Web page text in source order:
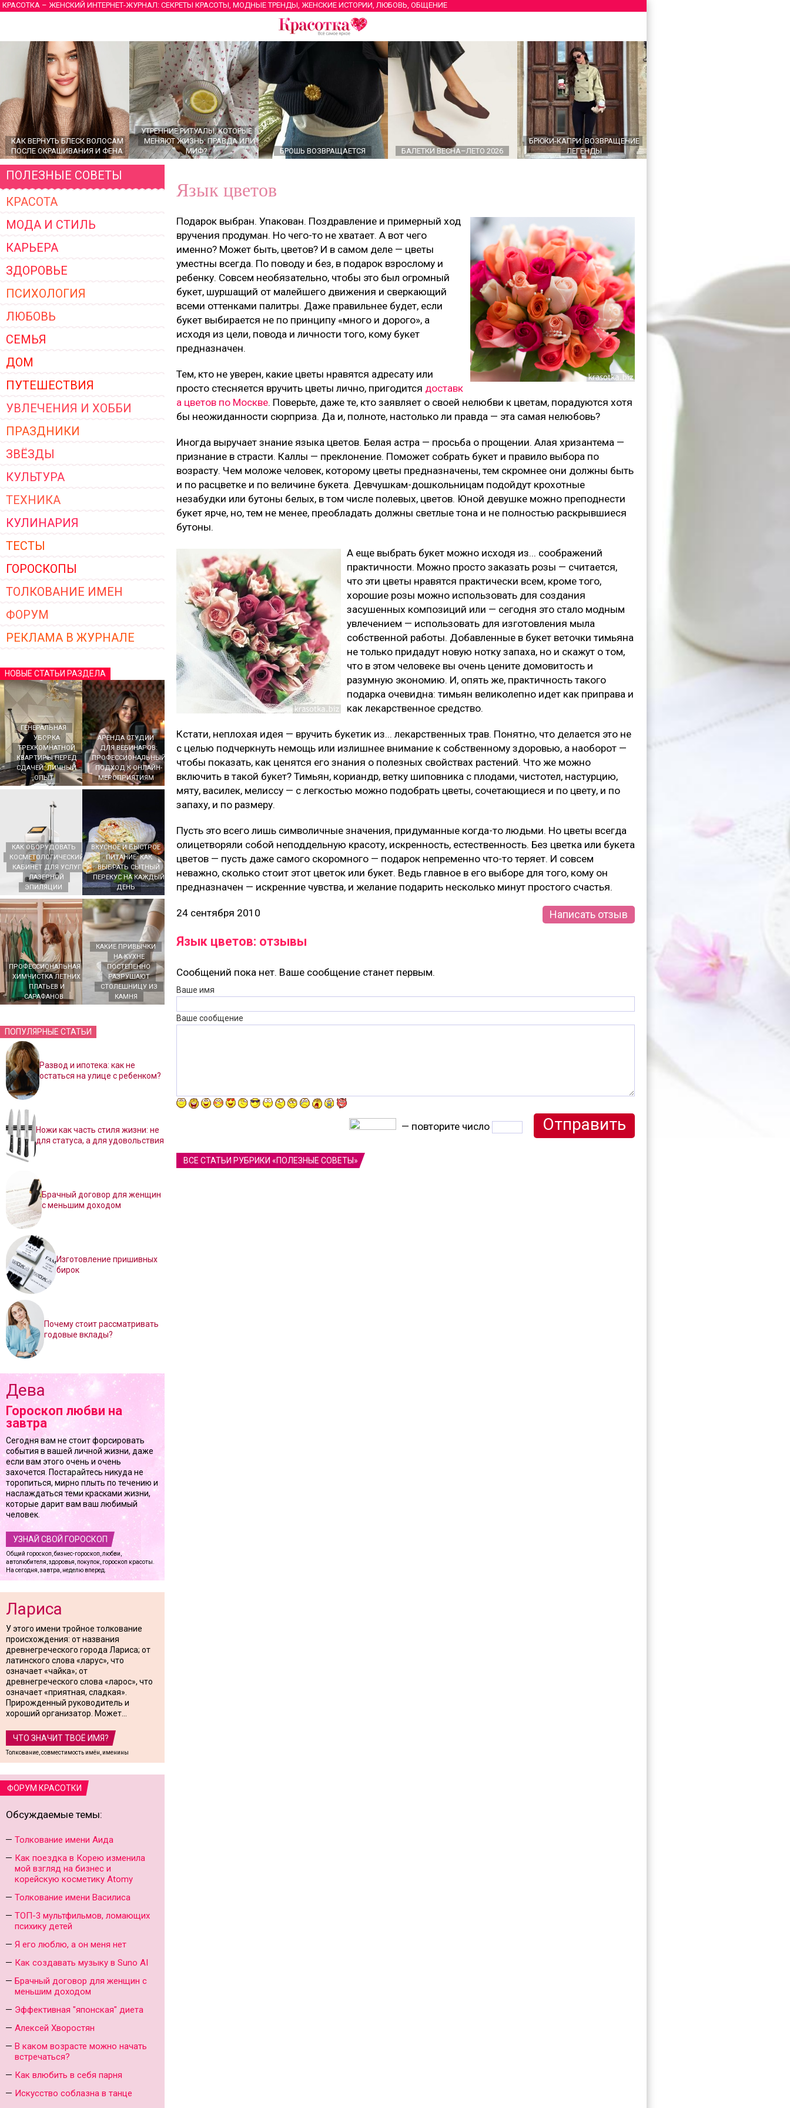
КРАСОТКА – ЖЕНСКИЙ ИНТЕРНЕТ-ЖУРНАЛ: СЕКРЕТЫ КРАСОТЫ, МОДНЫЕ ТРЕНДЫ, ЖЕНСКИЕ ИСТОРИИ, ЛЮБОВЬ, ОБЩЕНИЕ
КАК ВЕРНУТЬ БЛЕСК ВОЛОСАМ
ПОСЛЕ ОКРАШИВАНИЯ И ФЕНА
УТРЕННИЕ РИТУАЛЫ, КОТОРЫЕ
МЕНЯЮТ ЖИЗНЬ: ПРАВДА ИЛИ
МИФ?
БРОШЬ ВОЗВРАЩАЕТСЯ БАЛЕТКИ ВЕСНА–ЛЕТО 2026
БРЮКИ-КАПРИ: ВОЗВРАЩЕНИЕ
ЛЕГЕНДЫ
ЖЕНСКОЙ ОДЕЖДЫ 2026
ПОЛЕЗНЫЕ СОВЕТЫ
КРАСОТА
МОДА И СТИЛЬ
КАРЬЕРА
ЗДОРОВЬЕ
ПСИХОЛОГИЯ
ЛЮБОВЬ
СЕМЬЯ
ДОМ
ПУТЕШЕСТВИЯ
УВЛЕЧЕНИЯ И ХОББИ
ПРАЗДНИКИ
ЗВЁЗДЫ
КУЛЬТУРА
ТЕХНИКА
КУЛИНАРИЯ
ТЕСТЫ
ГОРОСКОПЫ
ТОЛКОВАНИЕ ИМЕН
ФОРУМ
РЕКЛАМА В ЖУРНАЛЕ
НОВЫЕ СТАТЬИ РАЗДЕЛА
ГЕНЕРАЛЬНАЯ
УБОРКА
ТРЕХКОМНАТНОЙ
КВАРТИРЫ ПЕРЕД
СДАЧЕЙ: ЛИЧНЫЙ
ОПЫТ
АРЕНДА СТУДИИ
ДЛЯ ВЕБИНАРОВ:
ПРОФЕССИОНАЛЬНЫЙ
ПОДХОД К ОНЛАЙН-
МЕРОПРИЯТИЯМ
КАК ОБОРУДОВАТЬ
КОСМЕТОЛОГИЧЕСКИЙ
КАБИНЕТ ДЛЯ УСЛУГ
ЛАЗЕРНОЙ
ЭПИЛЯЦИИ
ВКУСНОЕ И БЫСТРОЕ
ПИТАНИЕ: КАК
ВЫБРАТЬ СЫТНЫЙ
ПЕРЕКУС НА КАЖДЫЙ
ДЕНЬ
ПРОФЕССИОНАЛЬНАЯ
ХИМЧИСТКА ЛЕТНИХ
ПЛАТЬЕВ И
САРАФАНОВ
КАКИЕ ПРИВЫЧКИ
НА КУХНЕ
ПОСТЕПЕННО
РАЗРУШАЮТ
СТОЛЕШНИЦУ ИЗ
КАМНЯ
ПОПУЛЯРНЫЕ СТАТЬИ
Развод и ипотека: как не
остаться на улице с ребенком?
Ножи как часть стиля жизни: не
для статуса, а для удовольствия
Брачный договор для женщин
с меньшим доходом
Изготовление пришивных
бирок
Почему стоит рассматривать
годовые вклады?
Дева
Гороскоп любви на
завтра
Сегодня вам не стоит форсировать
события в вашей личной жизни, даже
если вам этого очень и очень
захочется. Постарайтесь никуда не
торопиться, мирно плыть по течению и
наслаждаться теми красками жизни,
которые дарит вам ваш любимый
человек.
УЗНАЙ СВОЙ ГОРОСКОП
Общий гороскоп, бизнес-гороскоп, любви,
автолюбителя, здоровья, покупок, гороскоп красоты.
На сегодня, завтра, неделю вперед.
Лариса
У этого имени тройное толкование
происхождения: от названия
древнегреческого города Лариса; от
латинского слова «ларус», что
означает «чайка»; от
древнегреческого слова «ларос», что
означает «приятная, сладкая».
Прирожденный руководитель и
хороший организатор. Может...
ЧТО ЗНАЧИТ ТВОЁ ИМЯ?
Толкование, совместимость имён, именины
ФОРУМ КРАСОТКИ
Обсуждаемые темы:
Толкование имени Аида
Как поездка в Корею изменила
мой взгляд на бизнес и
корейскую косметику Atomy
Толкование имени Василиса
ТОП-3 мультфильмов, ломающих
психику детей
Я его люблю, а он меня нет
Как создавать музыку в Suno AI
Брачный договор для женщин с
меньшим доходом
Эффективная "японская" диета
Алексей Хворостян
В каком возрасте можно начать
встречаться?
Как влюбить в себя парня
Искусство соблазна в танце
Язык цветов
Подарок выбран. Упакован. Поздравление и примерный ход
вручения продуман. Но чего-то не хватает. А вот чего
именно? Может быть, цветов? И в самом деле — цветы
уместны всегда. По поводу и без, в подарок взрослому и
ребенку. Совсем необязательно, чтобы это был огромный
букет, шуршащий от малейшего движения и сверкающий
всеми оттенками палитры. Даже правильнее будет, если
букет выбирается не по принципу «много и дорого», а
исходя из цели, повода и личности того, кому букет
предназначен.
Тем, кто не уверен, какие цветы нравятся адресату или
просто стесняется вручить цветы лично, пригодится доставк
а цветов по Москве. Поверьте, даже те, кто заявляет о своей нелюбви к цветам, порадуются хотя
бы неожиданности сюрприза. Да и, полноте, настолько ли правда — эта самая нелюбовь?
Иногда выручает знание языка цветов. Белая астра — просьба о прощении. Алая хризантема —
признание в страсти. Каллы — преклонение. Поможет собрать букет и правило выбора по
возрасту. Чем моложе человек, которому цветы предназначены, тем скромнее они должны быть
и по расцветке и по величине букета. Девчушкам-дошкольницам подойдут крохотные
незабудки или бутоны белых, в том числе полевых, цветов. Юной девушке можно преподнести
букет ярче, но, тем не менее, преобладать должны светлые тона и не полностью раскрывшиеся
бутоны.
А еще выбрать букет можно исходя из... соображений
практичности. Можно просто заказать розы — считается,
что эти цветы нравятся практически всем, кроме того,
хорошие розы можно использовать для создания
засушенных композиций или — сегодня это стало модным
увлечением — использовать для изготовления мыла
собственной работы. Добавленные в букет веточки тимьяна
не только придадут новую нотку запаха, но и скажут о том,
что в этом человеке вы очень цените домовитость и
разумную экономию. И, опять же, практичность такого
подарка очевидна: тимьян великолепно идет как приправа и
как лекарственное средство.
Кстати, неплохая идея — вручить букетик из... лекарственных трав. Понятно, что делается это не
с целью подчеркнуть немощь или излишнее внимание к собственному здоровью, а наоборот —
чтобы показать, как ценятся его знания о полезных свойствах растений. Что же можно
включить в такой букет? Тимьян, кориандр, ветку шиповника с плодами, чистотел, настурцию,
мяту, василек, мелиссу — с легкостью можно подобрать цветы, сочетающиеся и по цвету, и по
запаху, и по размеру.
Пусть это всего лишь символичные значения, придуманные когда-то людьми. Но цветы всегда
олицетворяли собой неподдельную красоту, искренность, естественность. Без цветка или букета
цветов — пусть даже самого скоромного — подарок непременно что-то теряет. И совсем
неважно, сколько стоит этот цветок или букет. Ведь главное в его выборе для того, кому он
предназначен — искренние чувства, и желание подарить несколько минут простого счастья.
24 сентября 2010 Написать отзыв
Язык цветов: отзывы
Сообщений пока нет. Ваше сообщение станет первым.
Ваше имя
Ваше сообщение
— повторите число
ВСЕ СТАТЬИ РУБРИКИ «ПОЛЕЗНЫЕ СОВЕТЫ»